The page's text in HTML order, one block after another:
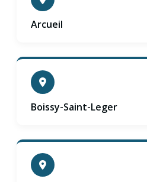
Arcueil
Boissy-Saint-Leger